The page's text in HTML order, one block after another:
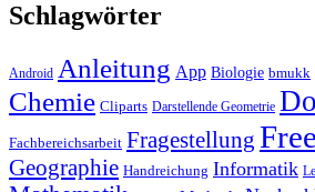
Schlagwörter
Android Anleitung App Biologie bmukk
Chemie Cliparts Darstellende Geometrie
Fachbereichsarbeit Fragestellung
Geographie Handreichung Informatik